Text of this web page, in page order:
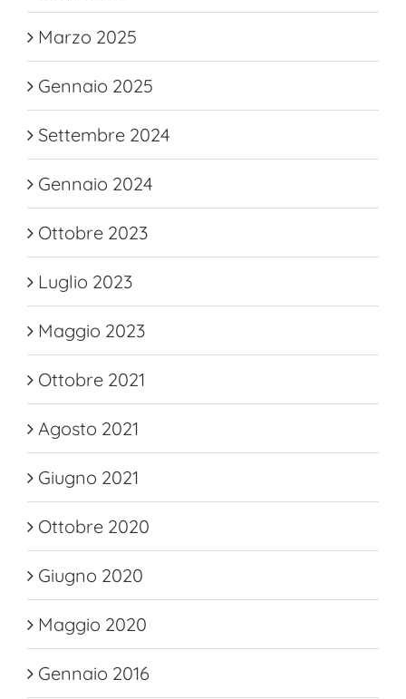
Marzo 2025
Gennaio 2025
Settembre 2024
Gennaio 2024
Ottobre 2023
Luglio 2023
Maggio 2023
Ottobre 2021
Agosto 2021
Giugno 2021
Ottobre 2020
Giugno 2020
Maggio 2020
Gennaio 2016